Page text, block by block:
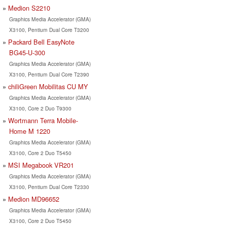
Medion S2210
Graphics Media Accelerator (GMA)
X3100, Pentium Dual Core T3200
Packard Bell EasyNote
BG45-U-300
Graphics Media Accelerator (GMA)
X3100, Pentium Dual Core T2390
chiliGreen Mobilitas CU MY
Graphics Media Accelerator (GMA)
X3100, Core 2 Duo T9300
Wortmann Terra Mobile-
Home M 1220
Graphics Media Accelerator (GMA)
X3100, Core 2 Duo T5450
MSI Megabook VR201
Graphics Media Accelerator (GMA)
X3100, Pentium Dual Core T2330
Medion MD96652
Graphics Media Accelerator (GMA)
X3100, Core 2 Duo T5450